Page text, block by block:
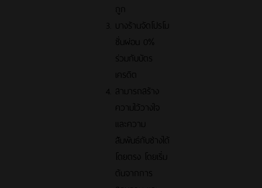
บางร้านจัดโปรโม
ชั่นผ่อน 0%
ร่วมกับบัตร
เครดิต
สามารถสร้าง
ความไว้วางใจ
และความ
สัมพันธ์กับช่างได้
โดยตรง โดยเริ่ม
ต้นจากการ